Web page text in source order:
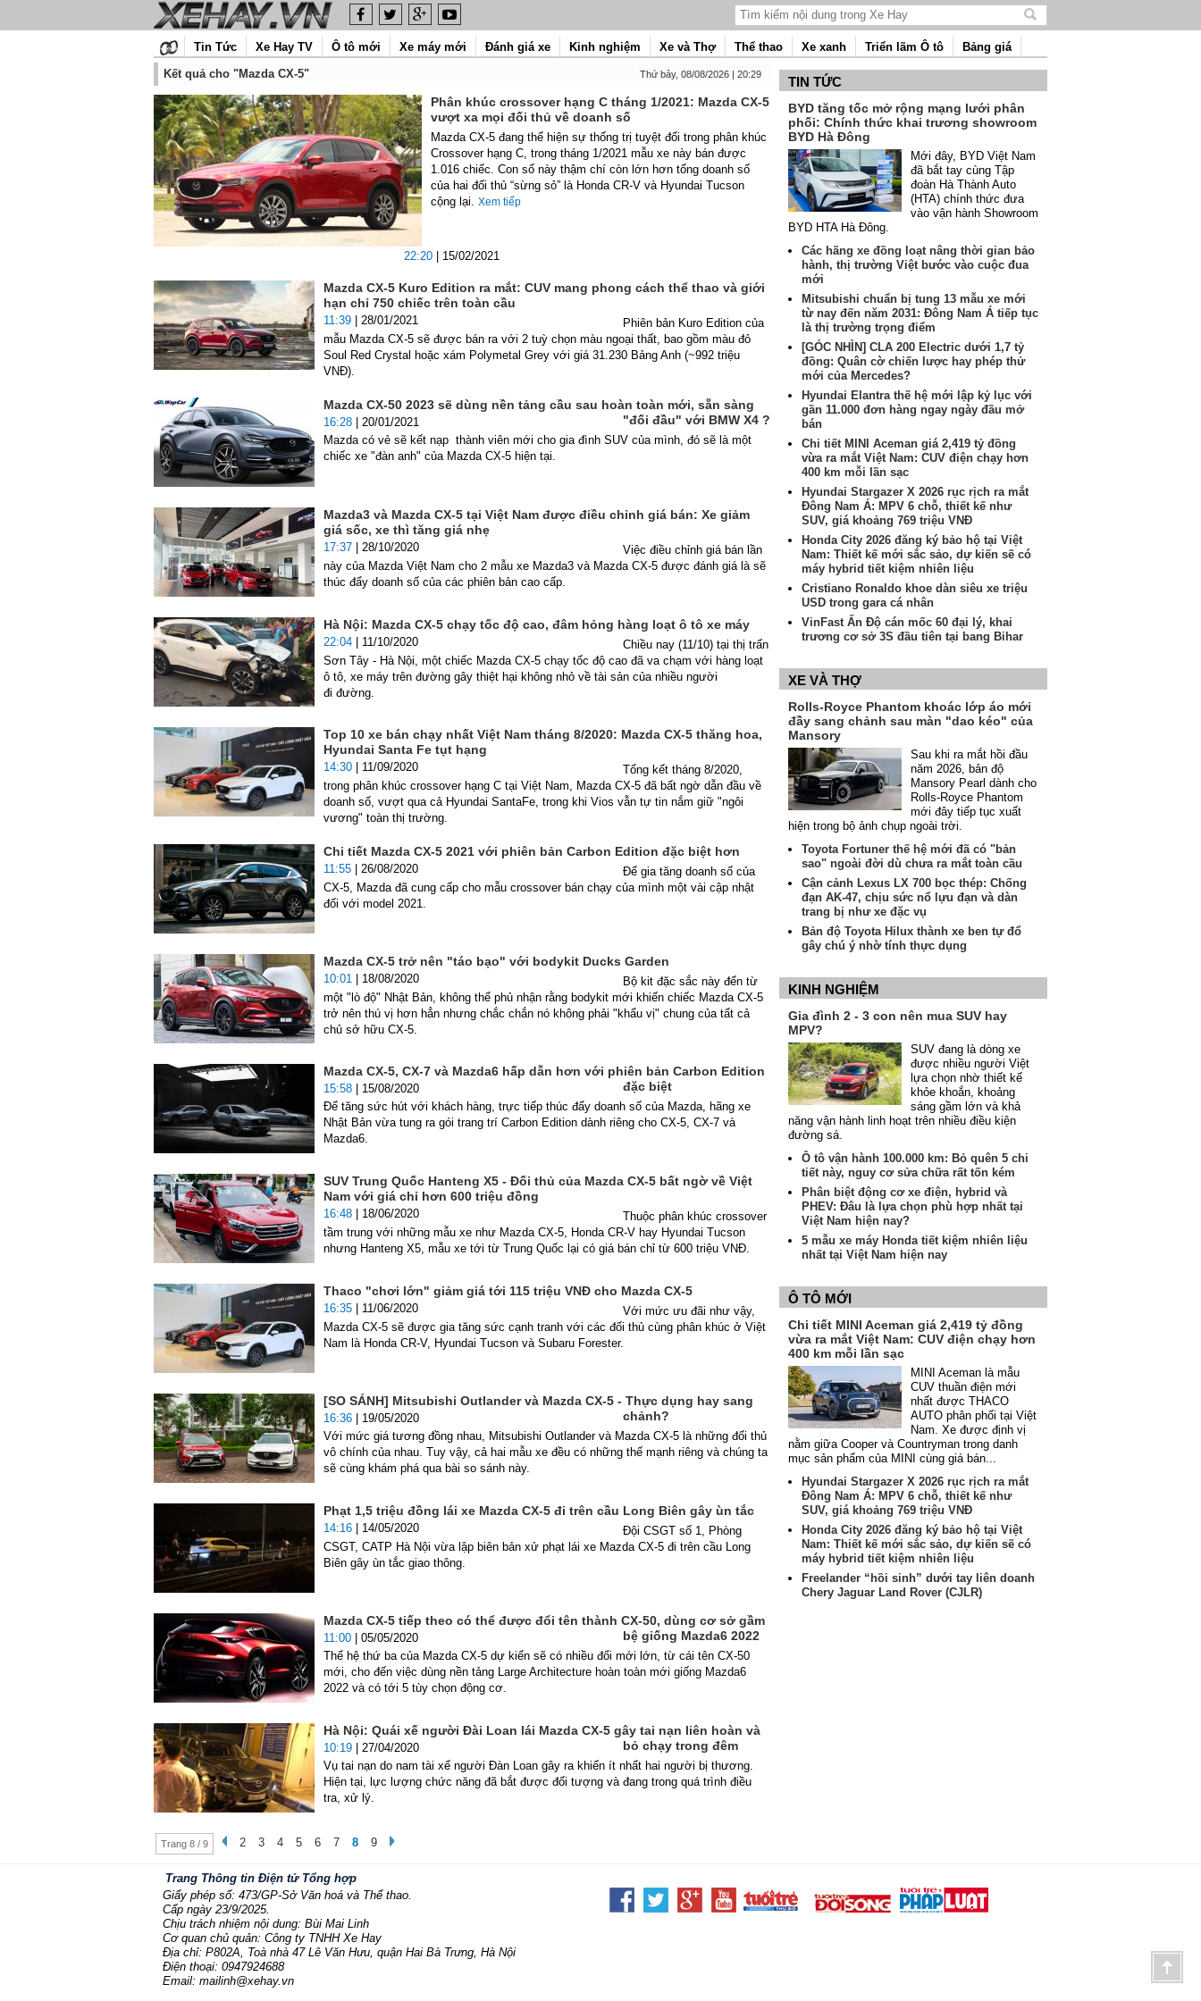
Tìm
nội
dung
Tin Tức Xe Hay TV Ô tô mới Xe máy mới Đánh giá xe Kinh nghiệm Xe và Thợ Thể thao Xe xanh Triển lãm Ô tô
Bảng giá
Kết quả cho "Mazda CX-5"
Thứ bảy, 08/08/2026 | 20:29
Phân khúc crossover hạng C tháng 1/2021: Mazda CX-5
vượt xa mọi đối thủ về doanh số
22:20 | 15/02/2021
Mazda CX-5 đang thể hiện sự thống trị tuyệt đối trong phân khúc
Crossover hạng C, trong tháng 1/2021 mẫu xe này bán được
1.016 chiếc. Con số này thậm chí còn lớn hơn tổng doanh số
của hai đối thủ “sừng sỏ” là Honda CR-V và Hyundai Tucson
cộng lại. Xem tiếp
Mazda CX-5 Kuro Edition ra mắt: CUV mang phong cách thể thao và giới
hạn chỉ 750 chiếc trên toàn cầu
11:39 | 28/01/2021
Phiên bản Kuro Edition của
mẫu Mazda CX-5 sẽ được bán ra với 2 tuỳ chọn màu ngoại thất, bao gồm màu đỏ
Soul Red Crystal hoặc xám Polymetal Grey với giá 31.230 Bảng Anh (~992 triệu
VNĐ).
Mazda CX-50 2023 sẽ dùng nền tảng cầu sau hoàn toàn mới, sẵn sàng
"đối đầu" với BMW X4 ?
16:28 | 20/01/2021
Mazda có vẻ sẽ kết nạp thành viên mới cho gia đình SUV của mình, đó sẽ là một
chiếc xe "đàn anh" của Mazda CX-5 hiện tại.
Mazda3 và Mazda CX-5 tại Việt Nam được điều chỉnh giá bán: Xe giảm
giá sốc, xe thì tăng giá nhẹ
17:37 | 28/10/2020
Việc điều chỉnh giá bán lần
này của Mazda Việt Nam cho 2 mẫu xe Mazda3 và Mazda CX-5 được đánh giá là sẽ
thúc đẩy doanh số của các phiên bản cao cấp.
Hà Nội: Mazda CX-5 chạy tốc độ cao, đâm hỏng hàng loạt ô tô xe máy
22:04 | 11/10/2020
Chiều nay (11/10) tại thị trấn
Sơn Tây - Hà Nội, một chiếc Mazda CX-5 chạy tốc độ cao đã va chạm với hàng loạt
ô tô, xe máy trên đường gây thiệt hại không nhỏ về tài sản của nhiều người
đi đường.
Top 10 xe bán chạy nhất Việt Nam tháng 8/2020: Mazda CX-5 thăng hoa,
Hyundai Santa Fe tụt hạng
14:30 | 11/09/2020
Tổng kết tháng 8/2020,
trong phân khúc crossover hạng C tại Việt Nam, Mazda CX-5 đã bất ngờ dẫn đầu về
doanh số, vượt qua cả Hyundai SantaFe, trong khi Vios vẫn tự tin nắm giữ "ngôi
vương" toàn thị trường.
Chi tiết Mazda CX-5 2021 với phiên bản Carbon Edition đặc biệt hơn
11:55 | 26/08/2020
Để gia tăng doanh số của
CX-5, Mazda đã cung cấp cho mẫu crossover bán chạy của mình một vài cập nhật
đối với model 2021.
Mazda CX-5 trở nên "táo bạo" với bodykit Ducks Garden
10:01 | 18/08/2020
Bộ kit đặc sắc này đến từ
một "lò độ" Nhật Bản, không thể phủ nhận rằng bodykit mới khiến chiếc Mazda CX-5
trở nên thú vị hơn hẳn nhưng chắc chắn nó không phải "khẩu vị" chung của tất cả
chủ sở hữu CX-5.
Mazda CX-5, CX-7 và Mazda6 hấp dẫn hơn với phiên bản Carbon Edition
đặc biệt
15:58 | 15/08/2020
Để tăng sức hút với khách hàng, trực tiếp thúc đẩy doanh số của Mazda, hãng xe
Nhật Bản vừa tung ra gói trang trí Carbon Edition dành riêng cho CX-5, CX-7 và
Mazda6.
SUV Trung Quốc Hanteng X5 - Đối thủ của Mazda CX-5 bất ngờ về Việt
Nam với giá chỉ hơn 600 triệu đồng
16:48 | 18/06/2020
Thuộc phân khúc crossover
tầm trung với những mẫu xe như Mazda CX-5, Honda CR-V hay Hyundai Tucson
nhưng Hanteng X5, mẫu xe tới từ Trung Quốc lại có giá bán chỉ từ 600 triệu VNĐ.
Thaco "chơi lớn" giảm giá tới 115 triệu VNĐ cho Mazda CX-5
16:35 | 11/06/2020
Với mức ưu đãi như vậy,
Mazda CX-5 sẽ được gia tăng sức cạnh tranh với các đối thủ cùng phân khúc ở Việt
Nam là Honda CR-V, Hyundai Tucson và Subaru Forester.
[SO SÁNH] Mitsubishi Outlander và Mazda CX-5 - Thực dụng hay sang
chảnh?
16:36 | 19/05/2020
Với mức giá tương đồng nhau, Mitsubishi Outlander và Mazda CX-5 là những đối thủ
vô chính của nhau. Tuy vậy, cả hai mẫu xe đều có những thế mạnh riêng và chúng ta
sẽ cùng khám phá qua bài so sánh này.
Phạt 1,5 triệu đồng lái xe Mazda CX-5 đi trên cầu Long Biên gây ùn tắc
14:16 | 14/05/2020
Đội CSGT số 1, Phòng
CSGT, CATP Hà Nội vừa lập biên bản xử phạt lái xe Mazda CX-5 đi trên cầu Long
Biên gây ùn tắc giao thông.
Mazda CX-5 tiếp theo có thể được đổi tên thành CX-50, dùng cơ sở gầm
bệ giống Mazda6 2022
11:00 | 05/05/2020
Thế hệ thứ ba của Mazda CX-5 dự kiến sẽ có nhiều đổi mới lớn, từ cái tên CX-50
mới, cho đến việc dùng nền tảng Large Architecture hoàn toàn mới giống Mazda6
2022 và có tới 5 tùy chọn động cơ.
Hà Nội: Quái xế người Đài Loan lái Mazda CX-5 gây tai nạn liên hoàn và
bỏ chạy trong đêm
10:19 | 27/04/2020
Vụ tai nạn do nam tài xế người Đàn Loan gây ra khiến ít nhất hai người bị thương.
Hiện tại, lực lượng chức năng đã bắt được đối tượng và đang trong quá trình điều
tra, xử lý.
Trang 8 / 9 2 3 4 5 6 7 8 9
TIN TỨC
BYD tăng tốc mở rộng mạng lưới phân
phối: Chính thức khai trương showroom
BYD Hà Đông
Mới đây, BYD Việt Nam
đã bắt tay cùng Tập
đoàn Hà Thành Auto
(HTA) chính thức đưa
vào vận hành Showroom
BYD HTA Hà Đông.
Các hãng xe đồng loạt nâng thời gian bảo
hành, thị trường Việt bước vào cuộc đua
mới
Mitsubishi chuẩn bị tung 13 mẫu xe mới
từ nay đến năm 2031: Đông Nam Á tiếp tục
là thị trường trọng điểm
[GÓC NHÌN] CLA 200 Electric dưới 1,7 tỷ
đồng: Quân cờ chiến lược hay phép thử
mới của Mercedes?
Hyundai Elantra thế hệ mới lập kỷ lục với
gần 11.000 đơn hàng ngay ngày đầu mở
bán
Chi tiết MINI Aceman giá 2,419 tỷ đồng
vừa ra mắt Việt Nam: CUV điện chạy hơn
400 km mỗi lần sạc
Hyundai Stargazer X 2026 rục rịch ra mắt
Đông Nam Á: MPV 6 chỗ, thiết kế như
SUV, giá khoảng 769 triệu VNĐ
Honda City 2026 đăng ký bảo hộ tại Việt
Nam: Thiết kế mới sắc sảo, dự kiến sẽ có
máy hybrid tiết kiệm nhiên liệu
Cristiano Ronaldo khoe dàn siêu xe triệu
USD trong gara cá nhân
VinFast Ấn Độ cán mốc 60 đại lý, khai
trương cơ sở 3S đầu tiên tại bang Bihar
XE VÀ THỢ
Rolls-Royce Phantom khoác lớp áo mới
đầy sang chảnh sau màn "dao kéo" của
Mansory
Sau khi ra mắt hồi đầu
năm 2026, bản độ
Mansory Pearl dành cho
Rolls-Royce Phantom
mới đây tiếp tục xuất
hiện trong bộ ảnh chụp ngoài trời.
Toyota Fortuner thế hệ mới đã có "bản
sao" ngoài đời dù chưa ra mắt toàn cầu
Cận cảnh Lexus LX 700 bọc thép: Chống
đạn AK-47, chịu sức nổ lựu đạn và dàn
trang bị như xe đặc vụ
Bản độ Toyota Hilux thành xe ben tự đổ
gây chú ý nhờ tính thực dụng
KINH NGHIỆM
Gia đình 2 - 3 con nên mua SUV hay
MPV?
SUV đang là dòng xe
được nhiều người Việt
lựa chọn nhờ thiết kế
khỏe khoắn, khoảng
sáng gầm lớn và khả
năng vận hành linh hoạt trên nhiều điều kiện
đường sá.
Ô tô vận hành 100.000 km: Bỏ quên 5 chi
tiết này, nguy cơ sửa chữa rất tốn kém
Phân biệt động cơ xe điện, hybrid và
PHEV: Đâu là lựa chọn phù hợp nhất tại
Việt Nam hiện nay?
5 mẫu xe máy Honda tiết kiệm nhiên liệu
nhất tại Việt Nam hiện nay
Ô TÔ MỚI
Chi tiết MINI Aceman giá 2,419 tỷ đồng
vừa ra mắt Việt Nam: CUV điện chạy hơn
400 km mỗi lần sạc
MINI Aceman là mẫu
CUV thuần điện mới
nhất được THACO
AUTO phân phối tại Việt
Nam. Xe được định vị
nằm giữa Cooper và Countryman trong danh
mục sản phẩm của MINI cùng giá bán...
Hyundai Stargazer X 2026 rục rịch ra mắt
Đông Nam Á: MPV 6 chỗ, thiết kế như
SUV, giá khoảng 769 triệu VNĐ
Honda City 2026 đăng ký bảo hộ tại Việt
Nam: Thiết kế mới sắc sảo, dự kiến sẽ có
máy hybrid tiết kiệm nhiên liệu
Freelander “hồi sinh” dưới tay liên doanh
Chery Jaguar Land Rover (CJLR)
Trang Thông tin Điện tử Tổng hợp
Giấy phép số: 473/GP-Sở Văn hoá và Thể thao.
Cấp ngày 23/9/2025.
Chịu trách nhiệm nội dung: Bùi Mai Linh
Cơ quan chủ quản: Công ty TNHH Xe Hay
Địa chỉ: P802A, Toà nhà 47 Lê Văn Hưu, quận Hai Bà Trưng, Hà Nội
Điện thoại: 0947924688
Email: mailinh@xehay.vn